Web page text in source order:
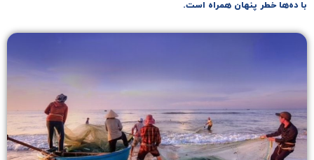
با ده‌ها خطر پنهان همراه است.